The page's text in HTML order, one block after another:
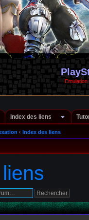
Index des liens
‹ Index des liens